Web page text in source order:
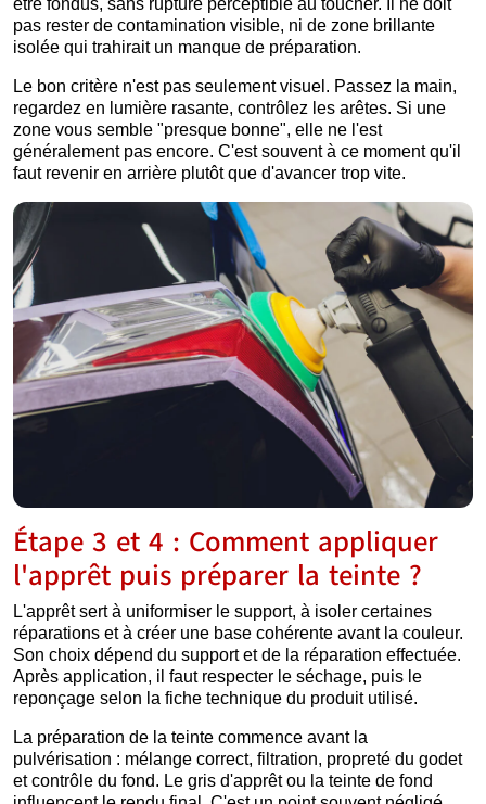
pas rester de contamination visible, ni de zone brillante
isolée qui trahirait un manque de préparation.
Le bon critère n'est pas seulement visuel. Passez la main,
regardez en lumière rasante, contrôlez les arêtes. Si une
zone vous semble "presque bonne", elle ne l'est
généralement pas encore. C'est souvent à ce moment qu'il
faut revenir en arrière plutôt que d'avancer trop vite.
Étape 3 et 4 : Comment appliquer
l'apprêt puis préparer la teinte ?
L'apprêt sert à uniformiser le support, à isoler certaines
réparations et à créer une base cohérente avant la couleur.
Son choix dépend du support et de la réparation effectuée.
Après application, il faut respecter le séchage, puis le
reponçage selon la fiche technique du produit utilisé.
La préparation de la teinte commence avant la
pulvérisation : mélange correct, filtration, propreté du godet
et contrôle du fond. Le gris d'apprêt ou la teinte de fond